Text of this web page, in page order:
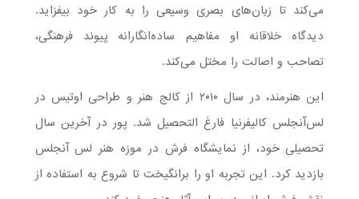
می‌کند تا زبان‌های بصری وسیعی را به کار خود بیفزاید.
دیدگاه خلاقانه او مفاهیم ساده‌انگارانه پیوند فرهنگی،
تصاحب و اصالت را مختل می‌کند.
این هنرمند، در سال ۲۰۱۰ از کالج هنر و طراحی اوتیس در
لس‌آنجلس کالیفرنیا فارغ التحصیل شد. پور در آخرین سال
تحصیلی خود، از نمایشگاه فرش در موزه هنر لس آنجلس
بازدید کرد. این تجربه او را برانگیخت تا شروع به استفاده از